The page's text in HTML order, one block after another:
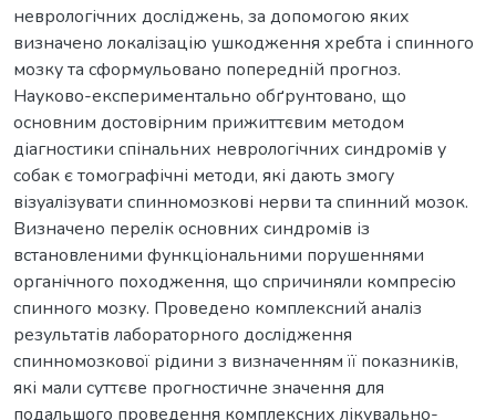
неврологічних досліджень, за допомогою яких
визначено локалізацію ушкодження хребта і спинного
мозку та сформульовано попередній прогноз.
Науково-експериментально обґрунтовано, що
основним достовірним прижиттєвим методом
діагностики спінальних неврологічних синдромів у
собак є томографічні методи, які дають змогу
візуалізувати спинномозкові нерви та спинний мозок.
Визначено перелік основних синдромів із
встановленими функціональними порушеннями
органічного походження, що спричиняли компресію
спинного мозку. Проведено комплексний аналіз
результатів лабораторного дослідження
спинномозкової рідини з визначенням її показників,
які мали суттєве прогностичне значення для
подальшого проведення комплексних лікувально-